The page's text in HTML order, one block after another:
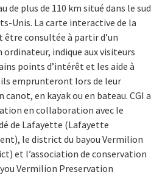
de plus de 110 km situé dans le sud
Unis. La carte interactive de la
être consultée à partir d’un
ordinateur, indique aux visiteurs
points d’intérêt et les aide à
emprunteront lors de leur
en kayak ou en bateau. CGI a
en collaboration avec le
de Lafayette (Lafayette
le district du bayou Vermilion
et l’association de conservation
Vermilion Preservation